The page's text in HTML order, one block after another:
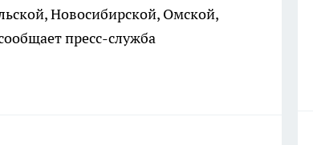
Новосибирской, Омской,
пресс-служба